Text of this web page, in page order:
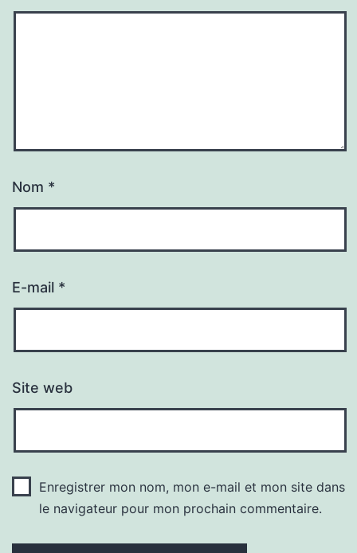
Nom *
E-mail *
Site web
Enregistrer mon nom, mon e-mail et mon site dans
le navigateur pour mon prochain commentaire.